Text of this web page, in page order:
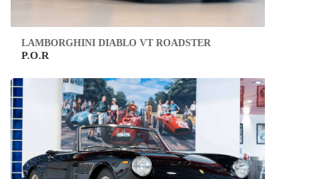
LAMBORGHINI DIABLO VT ROADSTER
P.O.R